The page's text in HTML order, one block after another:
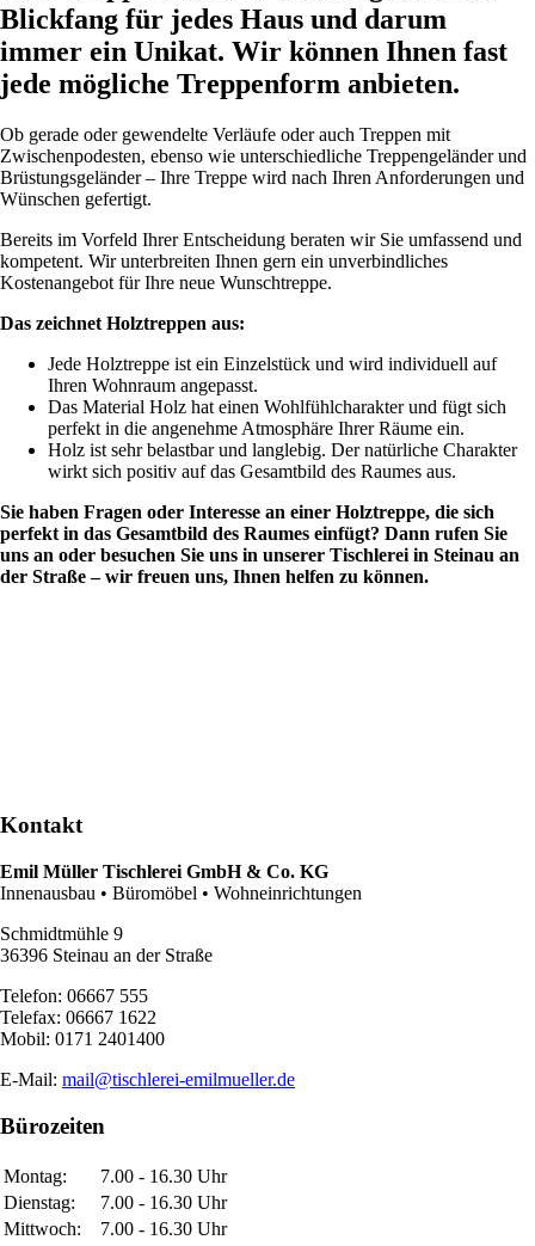
Blickfang für jedes Haus und darum
immer ein Unikat. Wir können Ihnen fast
jede mögliche Treppenform anbieten.
Ob gerade oder gewendelte Verläufe oder auch Treppen mit
Zwischenpodesten, ebenso wie unterschiedliche Treppengeländer und
Brüstungsgeländer – Ihre Treppe wird nach Ihren Anforderungen und
Wünschen gefertigt.
Bereits im Vorfeld Ihrer Entscheidung beraten wir Sie umfassend und
kompetent. Wir unterbreiten Ihnen gern ein unverbindliches
Kostenangebot für Ihre neue Wunschtreppe.
Das zeichnet Holztreppen aus:
Jede Holztreppe ist ein Einzelstück und wird individuell auf
Ihren Wohnraum angepasst.
Das Material Holz hat einen Wohlfühlcharakter und fügt sich
perfekt in die angenehme Atmosphäre Ihrer Räume ein.
Holz ist sehr belastbar und langlebig. Der natürliche Charakter
wirkt sich positiv auf das Gesamtbild des Raumes aus.
Sie haben Fragen oder Interesse an einer Holztreppe, die sich
perfekt in das Gesamtbild des Raumes einfügt? Dann rufen Sie
uns an oder besuchen Sie uns in unserer Tischlerei in Steinau an
der Straße – wir freuen uns, Ihnen helfen zu können.
Kontakt
Emil Müller Tischlerei GmbH & Co. KG
Innenausbau • Büromöbel • Wohneinrichtungen
Schmidtmühle 9
36396 Steinau an der Straße
Telefon: 06667 555
Telefax: 06667 1622
Mobil: 0171 2401400
E-Mail: mail@tischlerei-emilmueller.de
Bürozeiten
Montag:
7.00 - 16.30 Uhr
Dienstag:
7.00 - 16.30 Uhr
Mittwoch:
7.00 - 16.30 Uhr